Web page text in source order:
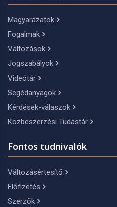
Magyarázatok
Fogalmak
Változások
Jogszabályok
Videótár
Segédanyagok
Kérdések-válaszok
Közbeszerzési Tudástár
Fontos tudnivalók
Változásértesítő
Előfizetés
Szerzők